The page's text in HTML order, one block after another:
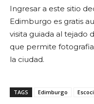
Ingresar a este sitio
Edimburgo es gratis
visita guiada al tejado
que permite
la ciudad.
TAGS Edimburgo